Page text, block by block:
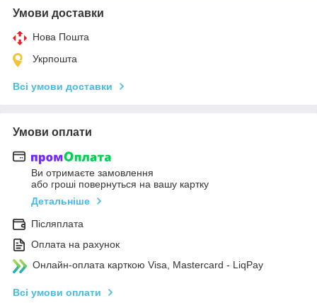
Умови доставки
Нова Пошта
Укрпошта
Всі умови доставки
Умови оплати
Ви отримаєте замовлення
або гроші повернуться на вашу картку
Детальніше
Післяплата
Оплата на рахунок
Онлайн-оплата карткою Visa, Mastercard - LiqPay
Всі умови оплати